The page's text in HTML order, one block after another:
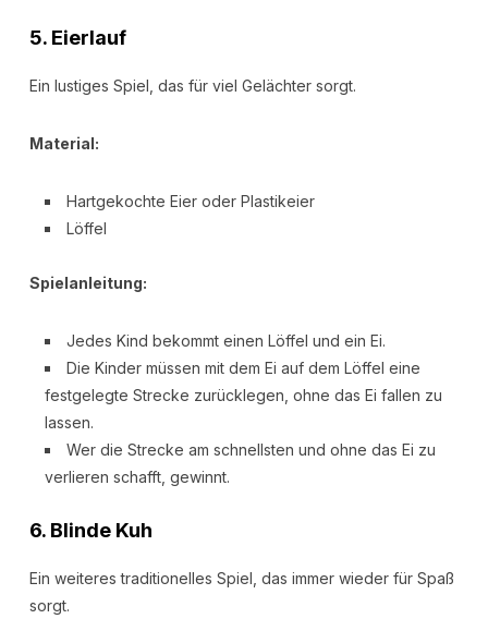
5. Eierlauf
Ein lustiges Spiel, das für viel Gelächter sorgt.
Material:
Hartgekochte Eier oder Plastikeier
Löffel
Spielanleitung:
Jedes Kind bekommt einen Löffel und ein Ei.
Die Kinder müssen mit dem Ei auf dem Löffel eine
festgelegte Strecke zurücklegen, ohne das Ei fallen zu
lassen.
Wer die Strecke am schnellsten und ohne das Ei zu
verlieren schafft, gewinnt.
6. Blinde Kuh
Ein weiteres traditionelles Spiel, das immer wieder für Spaß
sorgt.